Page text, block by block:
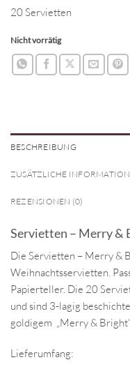
20 Servietten
Nicht vorrätig
BESCHREIBUNG
ZUSÄTZLICHE
REZENSIONEN (0)
Servietten – Merry &
Die Servietten – Merry &
Weihnachtsservietten.
Papierteller. Die 20
und sind 3-lagig
goldigem „Merry &
Lieferumfang: